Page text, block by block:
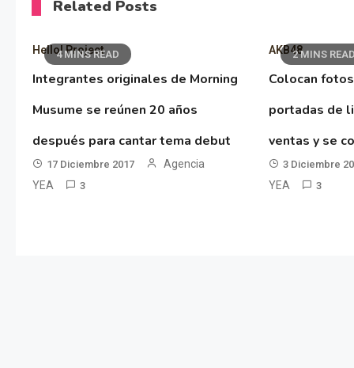
Related Posts
4 MINS READ
Hello! Project
Integrantes originales de Morning
Musume se reúnen 20 años
después para cantar tema debut
17 Diciembre 2017
Agencia
YEA
3
2 MINS READ
AKB48
Colocan
portadas de
ventas y se
3 Diciembre
YEA
3